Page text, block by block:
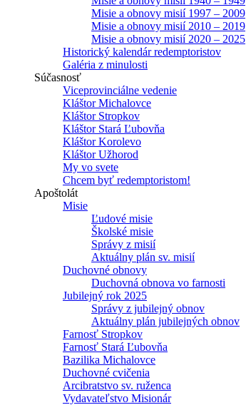
Misie a obnovy misií 1997 – 2009
Misie a obnovy misií 2010 – 2019
Misie a obnovy misií 2020 – 2025
Historický kalendár redemptoristov
Galéria z minulosti
Súčasnosť
Viceprovinciálne vedenie
Kláštor Michalovce
Kláštor Stropkov
Kláštor Stará Ľubovňa
Kláštor Korolevo
Kláštor Užhorod
My vo svete
Chcem byť redemptoristom!
Apoštolát
Misie
Ľudové misie
Školské misie
Správy z misií
Aktuálny plán sv. misií
Duchovné obnovy
Duchovná obnova vo farnosti
Jubilejný rok 2025
Správy z jubilejný obnov
Aktuálny plán jubilejných obnov
Farnosť Stropkov
Farnosť Stará Ľubovňa
Bazilika Michalovce
Duchovné cvičenia
Arcibratstvo sv. ruženca
Vydavateľstvo Misionár